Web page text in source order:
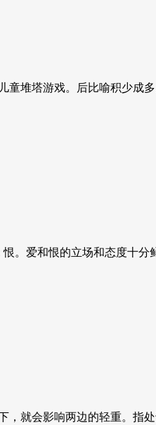
童堆塔游戏。后比喻积少成
。爱和恨的立场和态度十分
，就会影响两边的轻重。指